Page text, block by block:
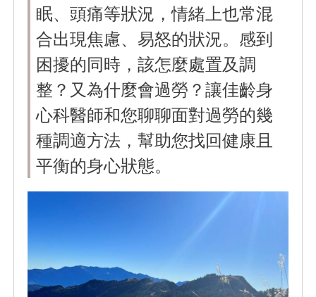
眠、頭痛等狀況，情緒上也常混
合出現焦慮、易怒的狀況。感到
困擾的同時，該怎麼處置及調
整？又為什麼會過勞？讓佳齡身
心科醫師和您聊聊面對過勞的幾
種調適方法，幫助您找回健康且
平衡的身心狀態。